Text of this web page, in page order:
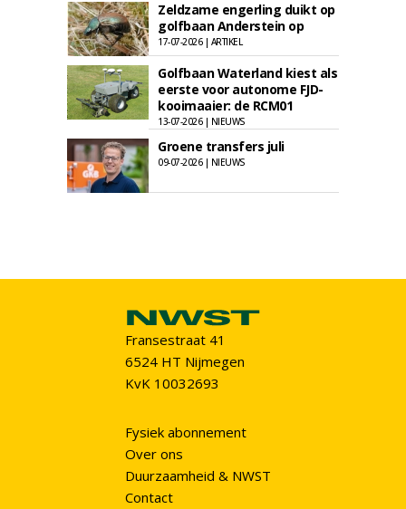
Zeldzame engerling duikt op
golfbaan Anderstein op
17-07-2026 | ARTIKEL
Golfbaan Waterland kiest als
eerste voor autonome FJD-
kooimaaier: de RCM01
13-07-2026 | NIEUWS
Groene transfers juli
09-07-2026 | NIEUWS
Fransestraat 41
6524 HT Nijmegen
KvK 10032693
Fysiek abonnement
Over ons
Duurzaamheid & NWST
Contact